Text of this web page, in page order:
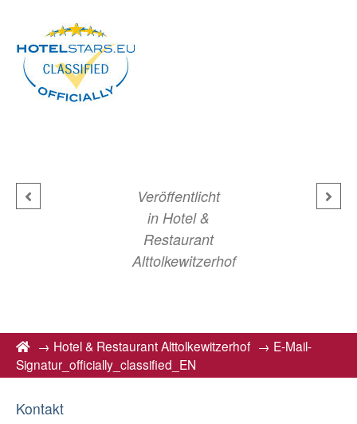
Veröffentlicht
in Hotel &
Restaurant
Alttolkewitzerhof
→ Hotel & Restaurant Alttolkewitzerhof → E-Mail-
Signatur_officially_classified_EN
Kontakt